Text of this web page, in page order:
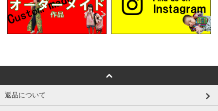
返品について